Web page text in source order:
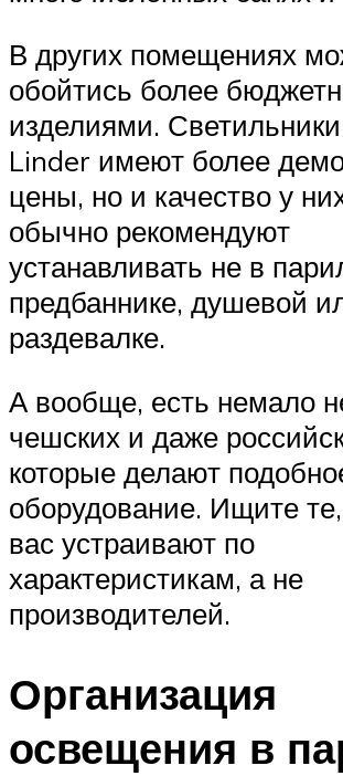
В других помещениях
обойтись более
изделиями.
Linder имеют более
цены, но и качество у
обычно рекомендуют
устанавливать не в
предбаннике, душевой
раздевалке.
А вообще, есть немало
чешских и даже
которые делают
оборудование. Ищите
вас устраивают по
характеристикам, а не
производителей.
Организация
освещения в